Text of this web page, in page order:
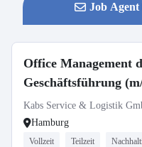
Job Agent
Office Management
Geschäftsführung
Kabs Service & Logistik
Hamburg
Vollzeit Teilzeit